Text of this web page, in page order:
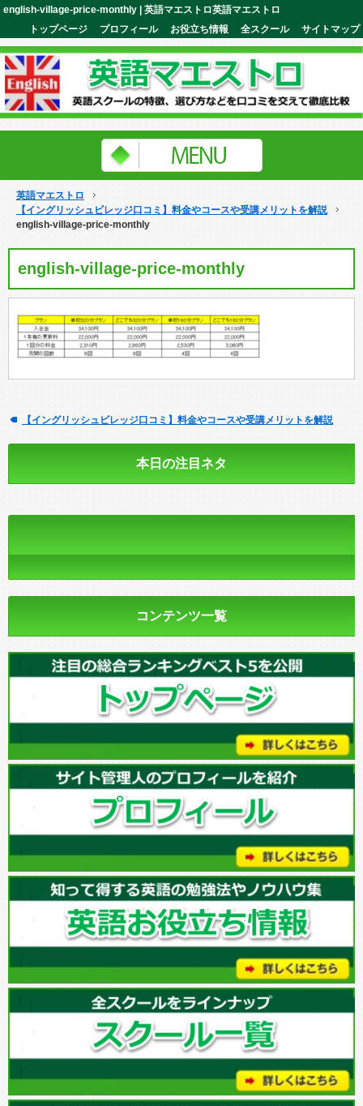
english-village-price-monthly | 英語マエストロ英語マエストロ
サイトマップ
全スクール
お役立ち情報
プロフィール
トップページ
英語マエストロ
【イングリッシュビレッジ口コミ】料金やコースや受講メリットを解説
english-village-price-monthly
english-village-price-monthly
【イングリッシュビレッジ口コミ】料金やコースや受講メリットを解説
本日の注目ネタ
コンテンツ一覧